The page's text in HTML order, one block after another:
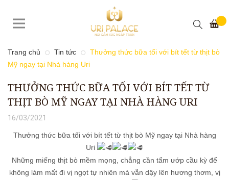
Trang chủ Tin tức
Thưởng thức bữa tối với bít tết từ thịt bò
Mỹ ngay tại Nhà hàng Uri
THƯỞNG THỨC BỮA TỐI VỚI BÍT TẾT TỪ
THỊT BÒ MỸ NGAY TẠI NHÀ HÀNG URI
16/03/2021
Thưởng thức bữa tối với bít tết từ thịt bò Mỹ ngay tại Nhà hàng
Uri
Những miếng thịt bò mềm mọng, chẳng cần tẩm ướp cầu kỳ để
không làm mất đi vị ngọt tự nhiên mà vẫn dậy lên hương thơm, vị